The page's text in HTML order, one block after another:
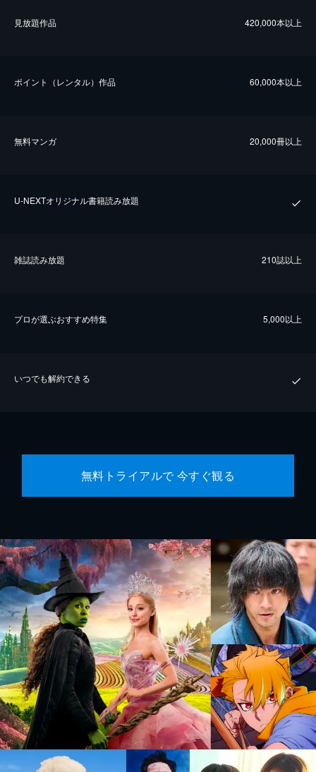
⾒放題作品 420,000本以上
ポイント（レンタル）作品 60,000本以上
無料マンガ 20,000冊以上
U-NEXTオリジナル書籍読み放題
雑誌読み放題 210誌以上
プロが選ぶおすすめ特集 5,000以上
いつでも解約できる
無料トライアルで 今すぐ観る